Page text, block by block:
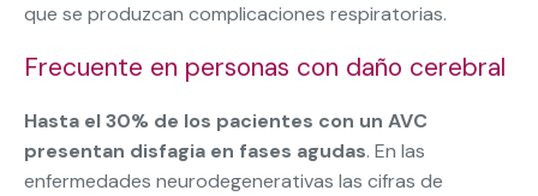
que se produzcan complicaciones respiratorias.
Frecuente en personas con daño cerebral
Hasta el 30% de los pacientes con un AVC
presentan disfagia en fases agudas. En las
enfermedades neurodegenerativas las cifras de